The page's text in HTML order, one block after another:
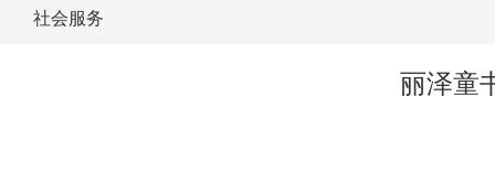
社会服务
丽泽童